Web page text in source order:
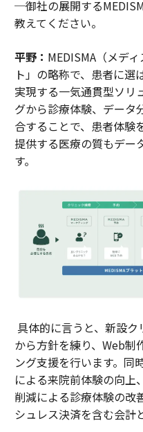
─御社の展開する
教えてください。
平野： MEDISMA（メデ
ト」の略称で、患者に選
実現する一気通貫型ソリ
グから診療体験、データ
合することで、患者体験
提供する医療の質もデー
す。
具体的に言うと、新設
から方針を練り、Web制
ング支援を行います。同
による来院前体験の向上
削減による診療体験の改
シュレス決済を含む会計